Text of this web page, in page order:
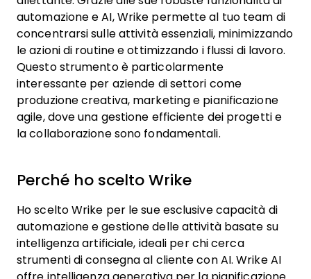
automazione e AI, Wrike permette al tuo team di
concentrarsi sulle attività essenziali, minimizzando
le azioni di routine e ottimizzando i flussi di lavoro.
Questo strumento è particolarmente
interessante per aziende di settori come
produzione creativa, marketing e pianificazione
agile, dove una gestione efficiente dei progetti e
la collaborazione sono fondamentali.
Perché ho scelto Wrike
Ho scelto Wrike per le sue esclusive capacità di
automazione e gestione delle attività basate su
intelligenza artificiale, ideali per chi cerca
strumenti di consegna al cliente con AI. Wrike AI
offre intelligenza generativa per la pianificazione